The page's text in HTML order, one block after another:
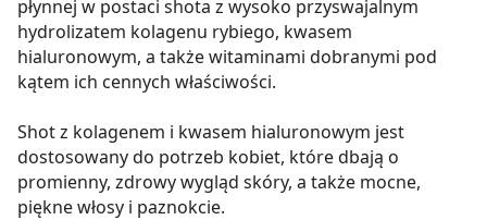
płynnej w postaci shota z wysoko przyswajalnym
hydrolizatem kolagenu rybiego, kwasem
hialuronowym, a także witaminami dobranymi pod
kątem ich cennych właściwości.
Shot z kolagenem i kwasem hialuronowym jest
dostosowany do potrzeb kobiet, które dbają o
promienny, zdrowy wygląd skóry, a także mocne,
piękne włosy i paznokcie.